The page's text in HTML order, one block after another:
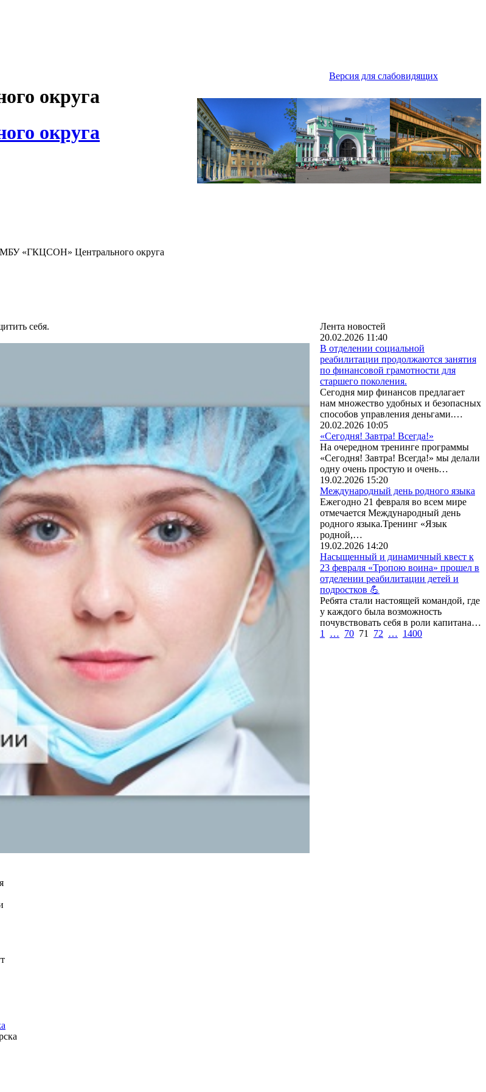
Версия для слабовидящих
округа
округа
«ГКЦСОН» Центрального округа
себя.
Лента новостей
20.02.2026 11:40
В отделении социальной
реабилитации продолжаются занятия
по финансовой грамотности для
старшего поколения.
Сегодня мир финансов предлагает
нам множество удобных и безопасных
способов управления деньгами.…
20.02.2026 10:05
«Сегодня! Завтра! Всегда!»
На очередном тренинге программы
«Сегодня! Завтра! Всегда!» мы делали
одну очень простую и очень…
19.02.2026 15:20
Международный день родного языка
Ежегодно 21 февраля во всем мире
отмечается Международный день
родного языка.Тренинг «Язык
родной,…
19.02.2026 14:20
Насыщенный и динамичный квест к
23 февраля «Тропою воина» прошел в
отделении реабилитации детей и
подростков 💪
Ребята стали настоящей командой, где
у каждого была возможность
почувствовать себя в роли капитана…
1
… 70 71 72 … 1400